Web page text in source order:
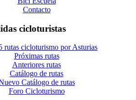
Contacto
cicloturistas
rutas cicloturismo por Asturias
Próximas rutas
Anteriores rutas
Catálogo de rutas
Catálogo de rutas
Foro Cicloturismo